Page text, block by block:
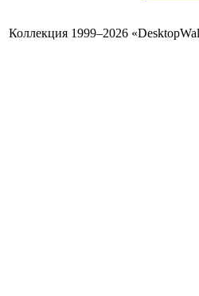
Коллекция 1999–2026